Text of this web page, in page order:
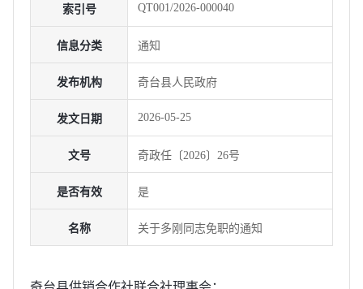
索引号 QT001/2026-000040
信息分类 通知
发布机构 奇台县人民政府
发文日期 2026-05-25
文号 奇政任〔2026〕26号
是否有效 是
名称 关于多刚同志免职的通知